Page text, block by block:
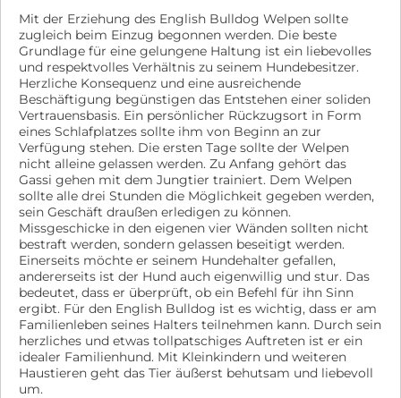
Mit der Erziehung des English Bulldog Welpen sollte
zugleich beim Einzug begonnen werden. Die beste
Grundlage für eine gelungene Haltung ist ein liebevolles
und respektvolles Verhältnis zu seinem Hundebesitzer.
Herzliche Konsequenz und eine ausreichende
Beschäftigung begünstigen das Entstehen einer soliden
Vertrauensbasis. Ein persönlicher Rückzugsort in Form
eines Schlafplatzes sollte ihm von Beginn an zur
Verfügung stehen. Die ersten Tage sollte der Welpen
nicht alleine gelassen werden. Zu Anfang gehört das
Gassi gehen mit dem Jungtier trainiert. Dem Welpen
sollte alle drei Stunden die Möglichkeit gegeben werden,
sein Geschäft draußen erledigen zu können.
Missgeschicke in den eigenen vier Wänden sollten nicht
bestraft werden, sondern gelassen beseitigt werden.
Einerseits möchte er seinem Hundehalter gefallen,
andererseits ist der Hund auch eigenwillig und stur. Das
bedeutet, dass er überprüft, ob ein Befehl für ihn Sinn
ergibt. Für den English Bulldog ist es wichtig, dass er am
Familienleben seines Halters teilnehmen kann. Durch sein
herzliches und etwas tollpatschiges Auftreten ist er ein
idealer Familienhund. Mit Kleinkindern und weiteren
Haustieren geht das Tier äußerst behutsam und liebevoll
um.